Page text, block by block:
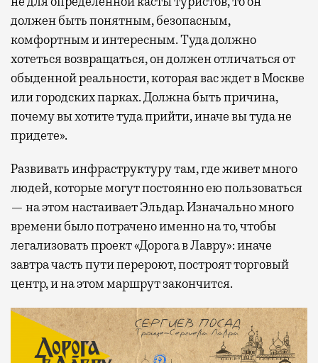
должен быть понятным, безопасным,
комфортным и интересным. Туда должно
хотеться возвращаться, он должен отличаться от
обыденной реальности, которая вас ждет в Москве
или городских парках. Должна быть причина,
почему вы хотите туда прийти, иначе вы туда не
придете».
Развивать инфраструктуру там, где живет много
людей, которые могут постоянно ею пользоваться
— на этом настаивает Эльдар. Изначально много
времени было потрачено именно на то, чтобы
легализовать проект «Дорога в Лавру»: иначе
завтра часть пути перероют, построят торговый
центр, и на этом маршрут закончится.